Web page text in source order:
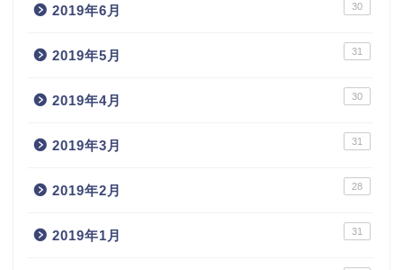
2019年6月 30
2019年5月 31
2019年4月 30
2019年3月 31
2019年2月 28
2019年1月 31